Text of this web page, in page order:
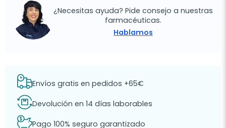
¿Necesitas ayuda? Pide consejo a nuestras
farmacéuticas.
Hablamos
Envíos gratis en pedidos +65€
Devolución en 14 días laborables
Pago 100% seguro garantizado